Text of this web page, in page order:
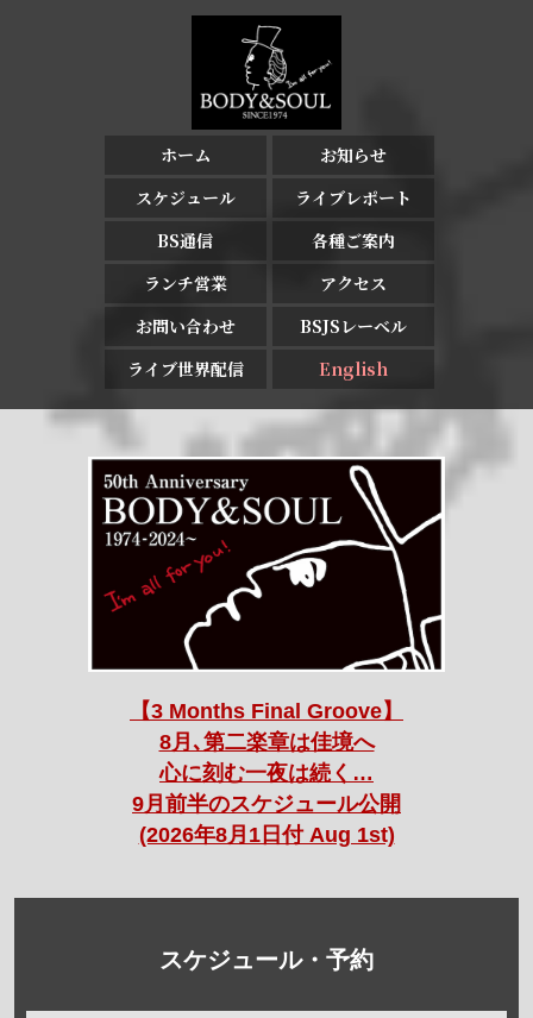
ホーム
お知らせ
スケジュール
ライブレポート
BS通信
各種ご案内
ランチ営業
アクセス
お問い合わせ
BSJSレーベル
ライブ世界配信
English
【3 Months Final Groove】
8月､第二楽章は佳境へ
心に刻む一夜は続く…
9月前半のスケジュール公開
(2026年8月1日付 Aug 1st)
スケジュール・予約